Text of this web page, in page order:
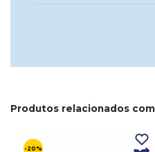
Produtos relacionados
-20%